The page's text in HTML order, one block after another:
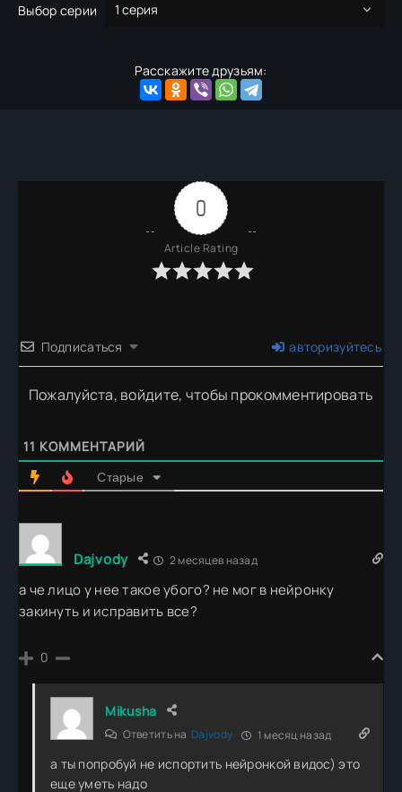
Расскажите друзьям:
Выбор серии
0
Article Rating
Подписаться авторизуйтесь
Пожалуйста, войдите, чтобы прокомментировать
11 КОММЕНТАРИЙ
Старые
Dajvody 2 месяцев назад
а че лицо у нее такое убого? не мог в нейронку
закинуть и исправить все?
0
Mikusha
Ответить на Dajvody 1 месяц назад
а ты попробуй не испортить нейронкой видос) это
еще уметь надо